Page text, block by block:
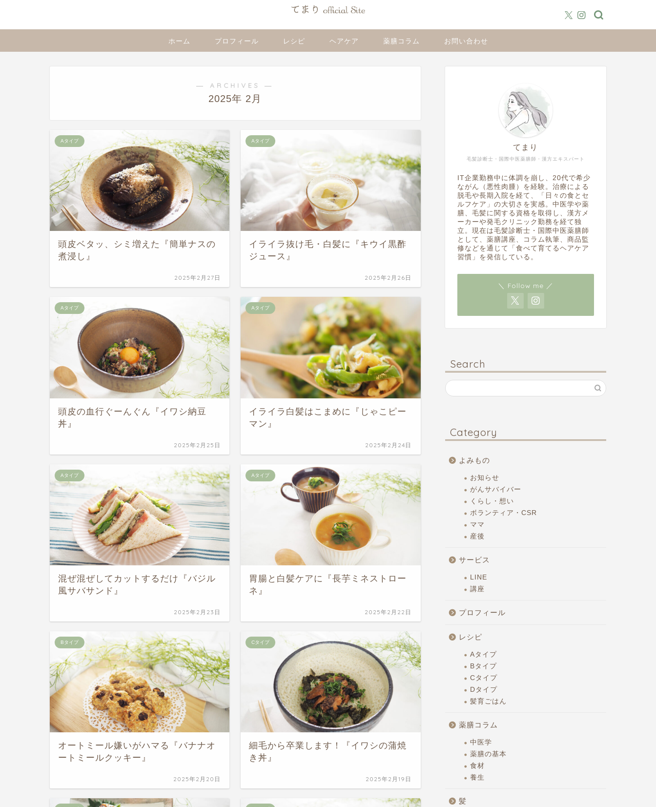
ホーム プロフィール レシピ ヘアケア 薬膳コラム お問い合わせ
― ARCHIVES ―
2025年 2月
Aタイプ
頭皮ベタッ、シミ増えた『簡単ナスの
煮浸し』
2025年2月27日
Aタイプ
イライラ抜け毛・白髪に『キウイ黒酢
ジュース』
2025年2月26日
Aタイプ
頭皮の血行ぐーんぐん『イワシ納豆
丼』
2025年2月25日
Aタイプ
イライラ白髪はこまめに『じゃこピー
マン』
2025年2月24日
Aタイプ
混ぜ混ぜしてカットするだけ『バジル
風サバサンド』
2025年2月23日
Aタイプ
胃腸と白髪ケアに『長芋ミネストロー
ネ』
2025年2月22日
Bタイプ
オートミール嫌いがハマる『バナナオ
ートミールクッキー』
2025年2月20日
Cタイプ
細毛から卒業します！『イワシの蒲焼
き丼』
2025年2月19日
毛髪診断士・国際中医薬膳師・漢方エキスパート
てまり
IT企業勤務中に体調を崩し、20代で希少
ながん（悪性肉腫）を経験。治療による
脱毛や長期入院を経て、「日々の食とセ
ルフケア」の大切さを実感。中医学や薬
膳、毛髪に関する資格を取得し、漢方メ
ーカーや発毛クリニック勤務を経て独
立。現在は毛髪診断士・国際中医薬膳師
として、薬膳講座、コラム執筆、商品監
修などを通じて「食べて育てるヘアケア
習慣」を発信している。
＼ Follow me ／
Search
Category
よみもの
お知らせ
がんサバイバー
くらし・想い
ボランティア・CSR
ママ
産後
サービス
LINE
講座
プロフィール
レシピ
Aタイプ
Bタイプ
Cタイプ
Dタイプ
髪育ごはん
薬膳コラム
中医学
薬膳の基本
食材
養生
髪